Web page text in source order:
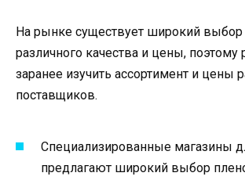
На рынке существует широкий выбор
различного качества и цены, поэтому
заранее изучить ассортимент и цены
поставщиков.
Специализированные магазины
предлагают широкий выбор